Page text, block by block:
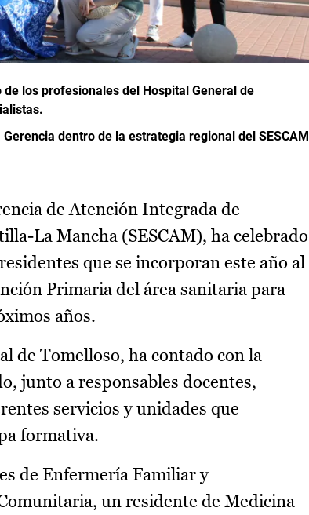
los profesionales del Hospital General de
dentro de la estrategia regional del SESCAM
de Atención Integrada de
La Mancha (SESCAM), ha celebrado
que se incorporan este año al
Primaria del área sanitaria para
años.
de Tomelloso, ha contado con la
junto a responsables docentes,
servicios y unidades que
formativa.
de Enfermería Familiar y
un residente de Medicina